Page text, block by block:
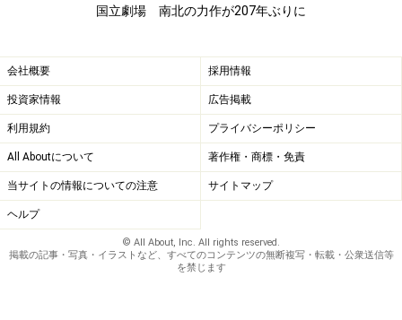
国立劇場 南北の力作が207年ぶりに
会社概要 採用情報
投資家情報 広告掲載
利用規約 プライバシーポリシー
All Aboutについて 著作権・商標・免責
当サイトの情報についての注意 サイトマップ
ヘルプ
© All About, Inc. All rights reserved.
掲載の記事・写真・イラストなど、すべてのコンテンツの無断複写・転載・公衆送信等
を禁じます